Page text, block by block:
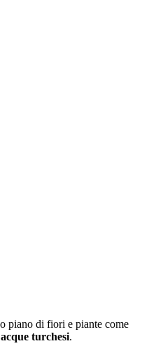
piano di fiori e piante come
turchesi.